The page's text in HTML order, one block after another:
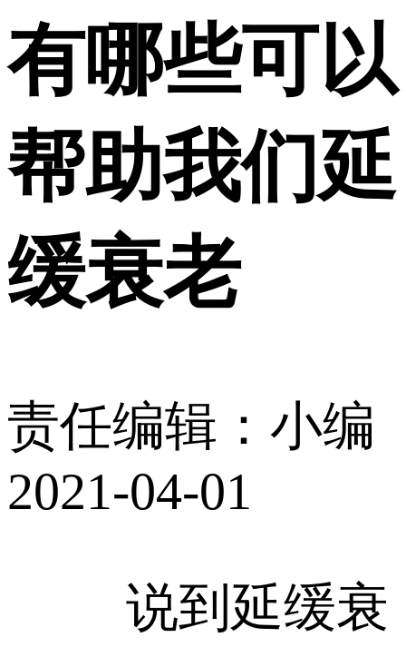
有哪些可以
帮助我们延
缓衰老
责任编辑：小编
2021-04-01
说到延缓衰